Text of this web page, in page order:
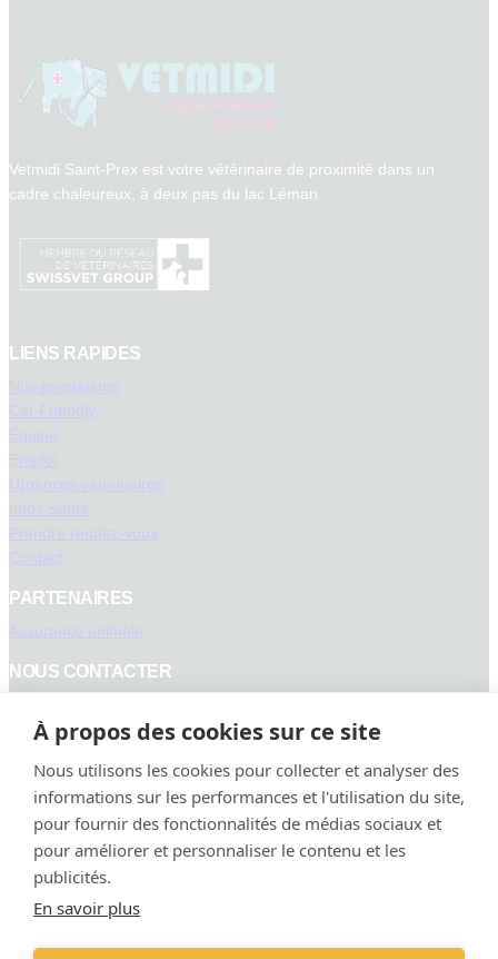
À propos des cookies sur ce site
Nous utilisons les cookies pour collecter et analyser des
informations sur les performances et l'utilisation du site,
pour fournir des fonctionnalités de médias sociaux et
pour améliorer et personnaliser le contenu et les
publicités.
En savoir plus
Vetmidi Saint-Prex est votre vétérinaire de proximité dans un
cadre chaleureux, à deux pas du lac Léman.
LIENS RAPIDES
Nos prestations
Cat-Friendly
Équipe
Emploi
Urgences vétérinaires
Infos Santé
Prendre rendez-vous
Contact
PARTENAIRES
Assurance animale
NOUS CONTACTER
Uniquement sur RDV :
Lundi à vendredi : 8h – 18h
Cabinet Vétérinaire
Rue du pont-levis 2,
1162 Saint-Prex
Instagram